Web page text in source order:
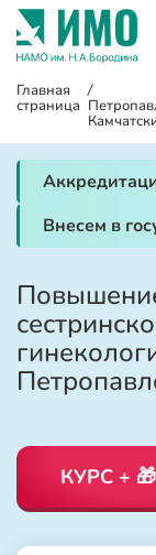
Главная
страница
/
Внесем в
КУРС +